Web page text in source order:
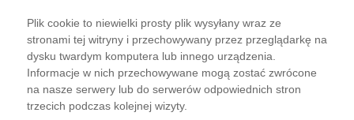
Plik cookie to niewielki prosty plik wysyłany wraz ze
stronami tej witryny i przechowywany przez przeglądarkę na
dysku twardym komputera lub innego urządzenia.
Informacje w nich przechowywane mogą zostać zwrócone
na nasze serwery lub do serwerów odpowiednich stron
trzecich podczas kolejnej wizyty.